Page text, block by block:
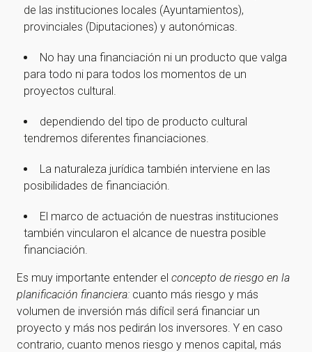
de las instituciones locales (Ayuntamientos),
provinciales (Diputaciones) y autonómicas.
No hay una financiación ni un producto que valga
para todo ni para todos los momentos de un
proyectos cultural.
dependiendo del tipo de producto cultural
tendremos diferentes financiaciones.
La naturaleza jurídica también interviene en las
posibilidades de financiación.
El marco de actuación de nuestras instituciones
también vincularon el alcance de nuestra posible
financiación.
Es muy importante entender elconcepto de riesgo en la
planificación financiera: cuanto más riesgo y más
volumen de inversión más difícil será financiar un
proyecto y más nos pedirán los inversores. Y en caso
contrario, cuanto menos riesgo y menos capital, más